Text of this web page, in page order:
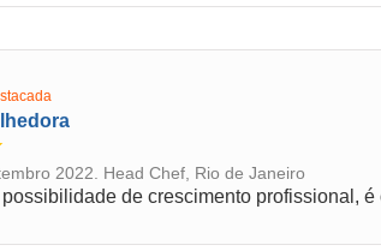
2022. Head Chef, Rio de Janeiro